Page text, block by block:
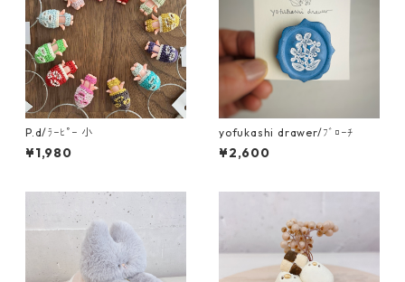
P.d/ﾗｰﾋﾟｰ 小
¥1,980
yofukashi drawer/ﾌﾞﾛｰﾁ
¥2,600